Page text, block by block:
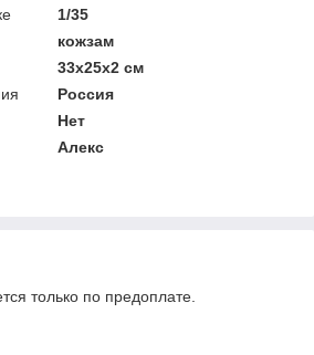
1/35
кожзам
33х25х2 см
Россия
Нет
Алекс
только по предоплате.